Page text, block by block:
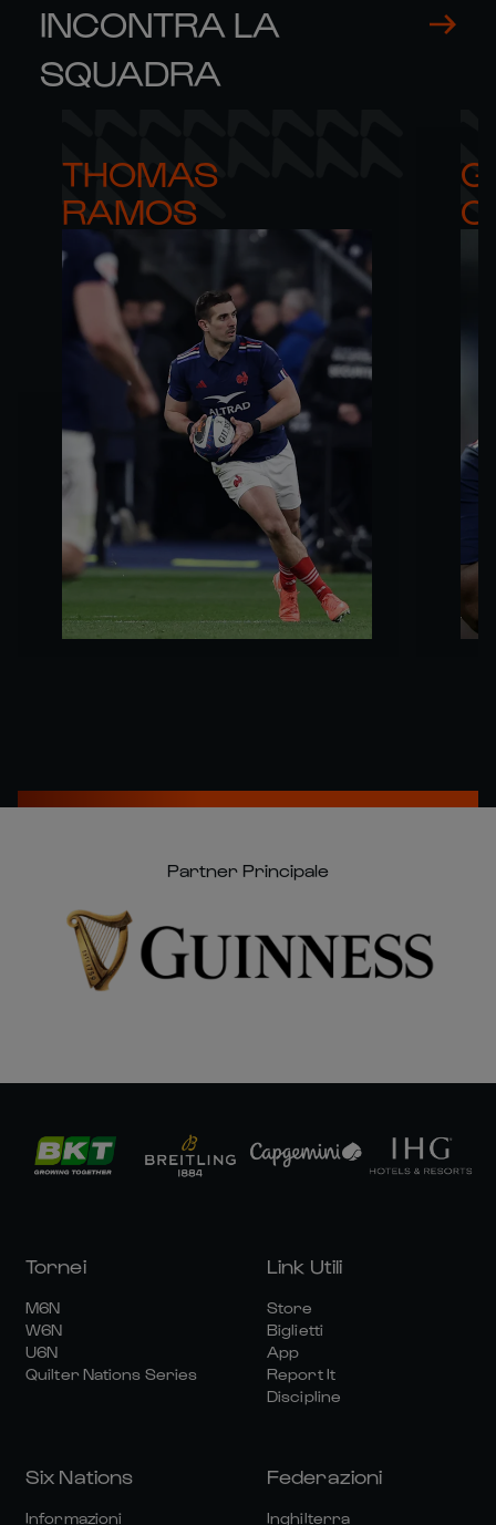
INCONTRA LA
SQUADRA
THOMAS
RAMOS
Partner Principale
Tornei
M6N
W6N
U6N
Quilter Nations Series
Link Utili
Store
Biglietti
App
Report It
Discipline
Six Nations
Informazioni
Federazioni
Inghilterra